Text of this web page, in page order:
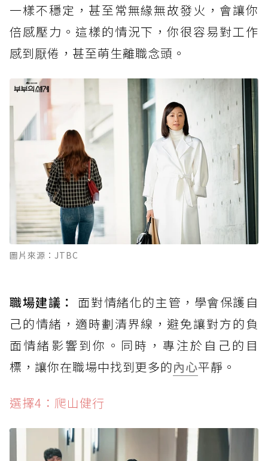
一樣不穩定，甚至常無緣無故發火，會讓你
倍感壓力。這樣的情況下，你很容易對工作
感到厭倦，甚至萌生離職念頭。
圖片來源：JTBC
職場建議： 面對情緒化的主管，學會保護自
己的情緒，適時劃清界線，避免讓對方的負
面情緒影響到你。同時，專注於自己的目
標，讓你在職場中找到更多的內心平靜。
選擇4：爬山健行